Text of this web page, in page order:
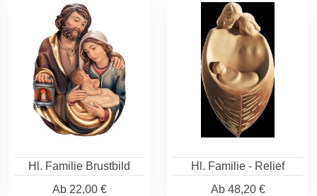
Hl. Familie Brustbild
Ab22,00 €
Hl. Familie - Relief
Ab48,20 €